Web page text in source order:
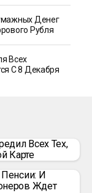
Денег
Рубля
Всех
С 8 Декабря
Всех Тех,
Карте
И
Ждет